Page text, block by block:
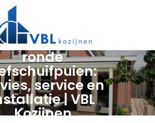
ronde
service en
| VBL
Kozijnen